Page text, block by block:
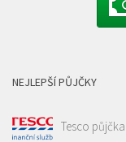
NEJLEPŠÍ PŮJČKY
Tesco půjčka